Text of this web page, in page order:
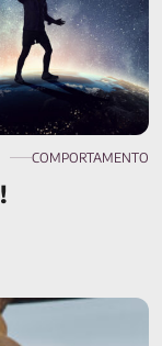
COMPORTAMENTO